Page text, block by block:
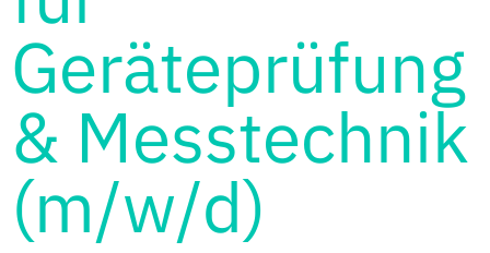
Geräteprüfung
& Messtechnik
(m/w/d)